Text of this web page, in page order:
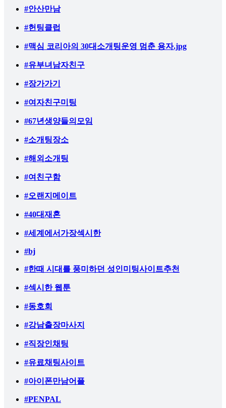
#안산만남
#헌팅클럽
#맥심 코리아의 30대소개팅운영 멈춘 용자.jpg
#유부녀남자친구
#장가가기
#여자친구미팅
#67년생양들의모임
#소개팅장소
#해외소개팅
#여친구함
#오랜지메이트
#40대재혼
#세계에서가장섹시한
#bj
#한때 시대를 풍미하던 성인미팅사이트추천
#섹시한 웹툰
#동호회
#강남출장마사지
#직장인채팅
#유료채팅사이트
#아이폰만남어플
#PENPAL